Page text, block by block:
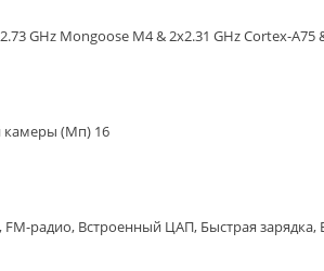
GHz Mongoose M4 & 2x2.31 GHz Cortex-A75
камеры (Мп) 16
радио, Встроенный ЦАП, Быстрая зарядка,